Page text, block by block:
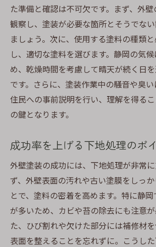
た準備と確認は不可欠です。まず、外
観察し、塗装が必要な箇所とそうでな
ましょう。次に、使用する塗料の種類
し、適切な塗料を選びます。静岡の気
め、乾燥時間を考慮して晴天が続く日
です。さらに、塗装作業中の騒音や臭
住民への事前説明を行い、理解を得る
の鍵となります。
成功率を上げる下地処理のポ
外壁塗装の成功には、下地処理が非常
ず、外壁表面の汚れや古い塗膜をしっ
とで、塗料の密着を高めます。特に静
が多いため、カビや苔の除去にも注意
た、ひび割れや欠けた部分には補修材
表面を整えることを忘れずに。こうし